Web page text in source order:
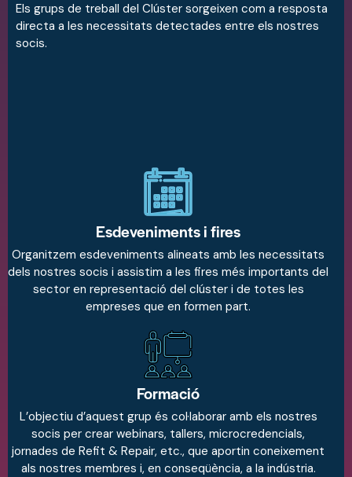
Els grups de treball del Clúster sorgeixen com a resposta
directa a les necessitats detectades entre els nostres
socis.
Esdeveniments i fires
Organitzem esdeveniments alineats amb les necessitats
dels nostres socis i assistim a les fires més importants del
sector en representació del clúster i de totes les
empreses que en formen part.
Formació
L’objectiu d’aquest grup és col·laborar amb els nostres
socis per crear webinars, tallers, microcredencials,
jornades de Refit & Repair, etc., que aportin coneixement
als nostres membres i, en conseqüència, a la indústria.